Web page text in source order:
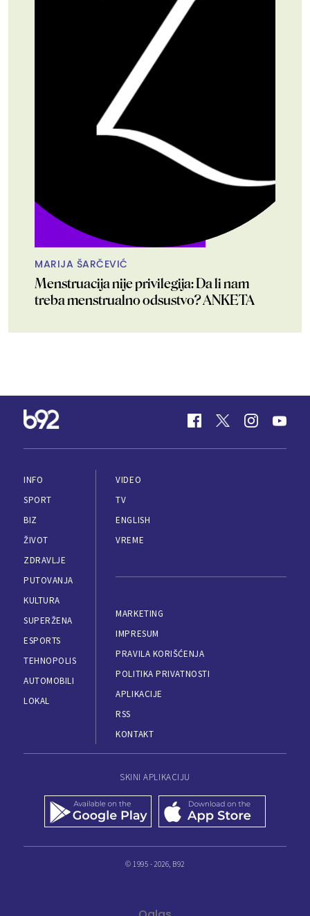
MARIJA ŠARČEVIĆ
Menstruacija nije privilegija: Da li nam
treba menstrualno odsustvo? ANKETA
INFO
SPORT
BIZ
ŽIVOT
ZDRAVLJE
PUTOVANJA
KULTURA
SUPERŽENA
ESPORTS
TEHNOPOLIS
AUTOMOBILI
LOKAL
VIDEO
TV
ENGLISH
VREME
MARKETING
IMPRESUM
PRAVILA KORIŠĆENJA
POLITIKA PRIVATNOSTI
APLIKACIJE
RSS
KONTAKT
SKINI APLIKACIJU
© 1995 - 2026, B92